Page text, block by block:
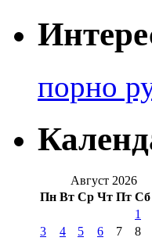
порно
Август 2026
Пн Вт Ср Чт Пт Сб
1
3
4 5 6 7 8